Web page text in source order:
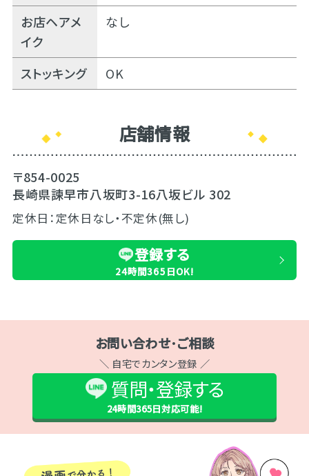
お店ヘアメ
イク
なし
ストッキング OK
店舗情報
〒854-0025
長崎県諫早市八坂町3-16八坂ビル 302
定休日：定休日なし・不定休(無し)
登録する
24時間365日OK!
お問い合わせ･ご相談
＼ 自宅でカンタン登録 ／
質問・登録する
24時間365日対応可能!